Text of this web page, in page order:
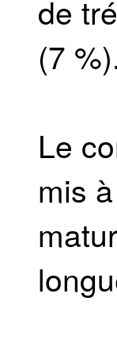
de
(7
Le
mis